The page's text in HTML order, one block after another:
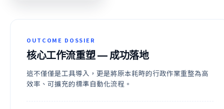
OUTCOME DOSSIER
核心工作流重塑— 成功落地
這不僅僅是工具導入，更是將原本耗時的行政作業重整為高
效率、可擴充的標準自動化流程。